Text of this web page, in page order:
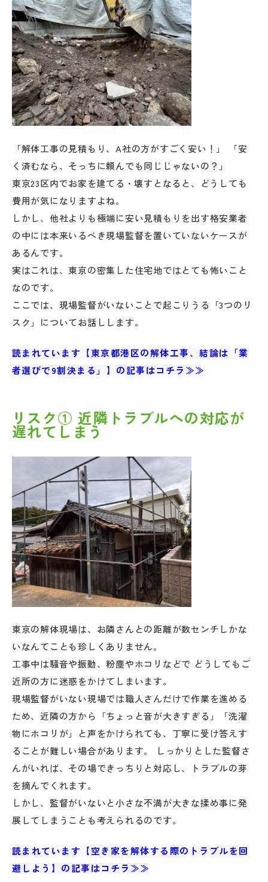
「解体工事の見積もり、A社の方がすごく安い！」 「安
く済むなら、そっちに頼んでも同じじゃないの？」
東京23区内でお家を建てる・壊すとなると、どうしても
費用が気になりますよね。
しかし、他社よりも極端に安い見積もりを出す格安業者
の中には本来いるべき現場監督を置いていないケースが
あるんです。
実はこれは、東京の密集した住宅地ではとても怖いこと
なのです。
ここでは、現場監督がいないことで起こりうる「3つのリ
スク」についてお話しします。
読まれています【東京都港区の解体工事、結論は「業
者選びで9割決まる」】の記事はコチラ≫≫
リスク① 近隣トラブルへの対応が
遅れてしまう
東京の解体現場は、お隣さんとの距離が数センチしかな
いなんてことも珍しくありません。
工事中は騒音や振動、粉塵やホコリなどで どうしてもご
近所の方に迷惑をかけてしまいます。
現場監督がいない現場では職人さんだけで作業を進める
ため、近隣の方から「ちょっと音が大きすぎる」「洗濯
物にホコリが」と声をかけられても、丁寧に受け答えす
ることが難しい場合があります。 しっかりとした監督さ
んがいれば、その場できっちりと対応し、トラブルの芽
を摘んでくれます。
しかし、監督がいないと小さな不満が大きな揉め事に発
展してしまうことも考えられるのです。
読まれています【空き家を解体する際のトラブルを回
避しよう】の記事はコチラ≫≫